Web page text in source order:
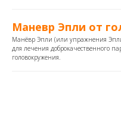
Маневр Эпли от
Манёвр Эпли (или упражнения
для лечения доброкачественного
головокружения.